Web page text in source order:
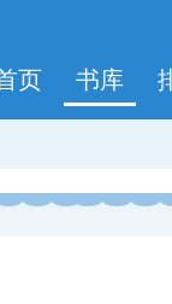
页 书库